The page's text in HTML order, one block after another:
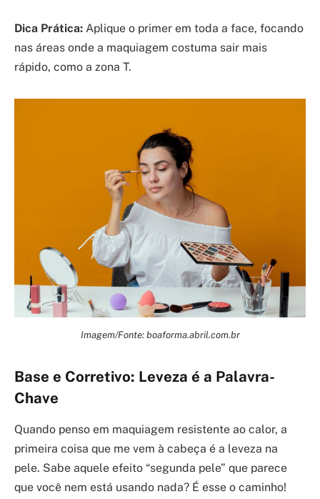
Dica Prática: Aplique o primer em toda a face, focando
nas áreas onde a maquiagem costuma sair mais
rápido, como a zona T.
Imagem/Fonte: boaforma.abril.com.br
Base e Corretivo: Leveza é a Palavra-
Chave
Quando penso em maquiagem resistente ao calor, a
primeira coisa que me vem à cabeça é a leveza na
pele. Sabe aquele efeito “segunda pele” que parece
que você nem está usando nada? É esse o caminho!